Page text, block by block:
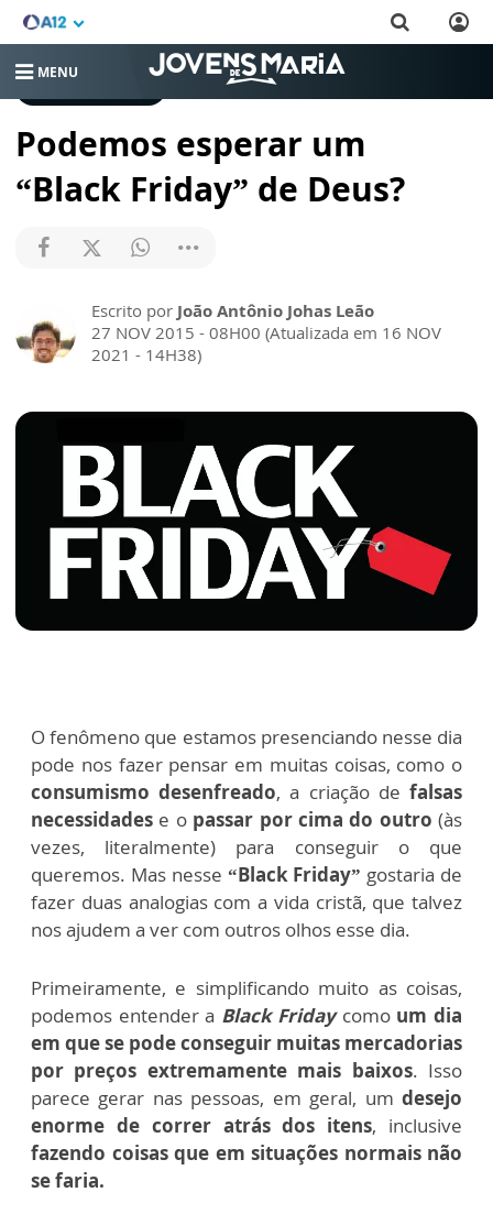
MENU
Podemos esperar um
“Black Friday” de Deus?
Escrito por João Antônio Johas Leão
27 NOV 2015 - 08H00 (Atualizada em 16 NOV
2021 - 14H38)
O fenômeno que estamos presenciando nesse dia
pode nos fazer pensar em muitas coisas, como o
consumismo desenfreado, a criação defalsas
necessidades e o passar por cima do outro (às
vezes, literalmente) para conseguir o que
queremos. Mas nesse “Black Friday” gostaria de
fazer duas analogias com a vida cristã, que talvez
nos ajudem a ver com outros olhos esse dia.
Primeiramente, e simplificando muito as coisas,
podemos entender a Black Friday como um dia
em que se pode conseguir muitas mercadorias
por preços extremamente mais baixos. Isso
parece gerar nas pessoas, em geral, um desejo
enorme de correr atrás dos itens, inclusive
fazendo coisas que em situações normais não
se faria.